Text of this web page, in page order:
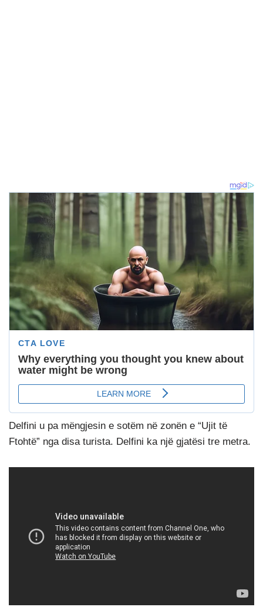
Delfini u pa mëngjesin e sotëm në zonën e “Ujit të
Ftohtë” nga disa turista. Delfini ka një gjatësi tre metra.